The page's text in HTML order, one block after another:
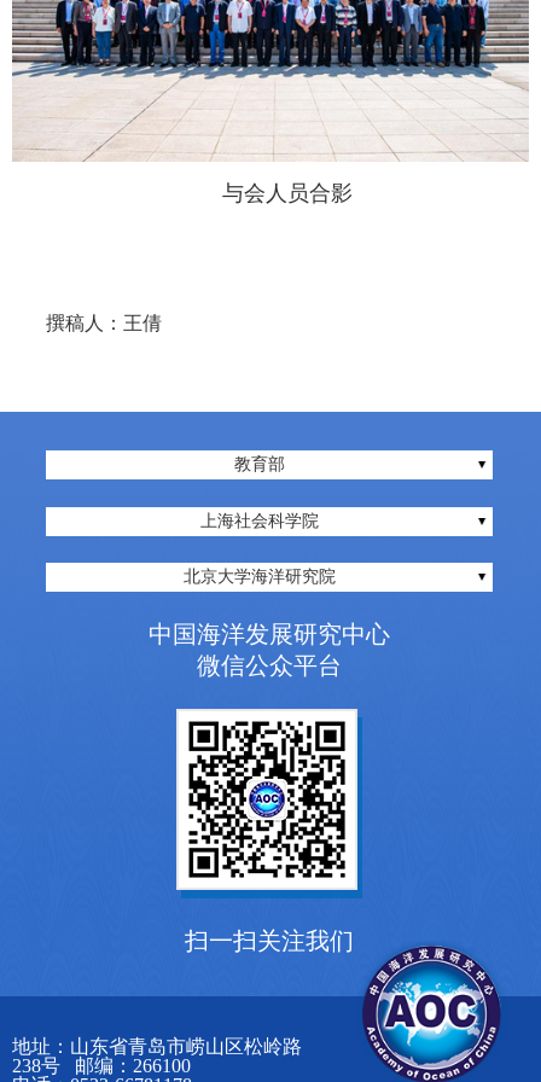
与会人员合影
撰稿人：王倩
教育部
上海社会科学院
北京大学海洋研究院
中国海洋发展研究中心
微信公众平台
扫一扫关注我们
地址：山东省青岛市崂山区松岭路
238号 邮编：266100